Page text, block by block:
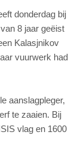
donderdag bij
8 jaar geëist
Kalasjnikov
vuurwerk had
aanslagpleger,
te zaaien. Bij
vlag en 1600